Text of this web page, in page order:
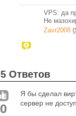
VPS: да
Не
Zavr2008 (
5 Ответов
0
Я бы сделал
сервер не